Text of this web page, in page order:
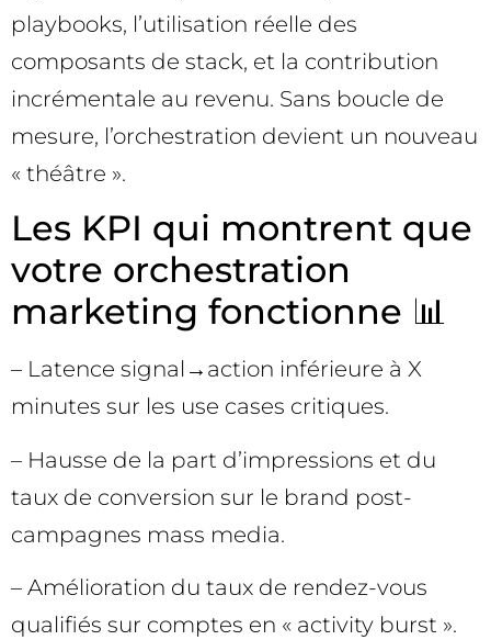
playbooks, l’utilisation réelle des
composants de stack, et la contribution
incrémentale au revenu. Sans boucle de
mesure, l’orchestration devient un nouveau
« théâtre ».
Les KPI qui montrent que
votre orchestration
marketing fonctionne 📊
– Latence signal→action inférieure à X
minutes sur les use cases critiques.
– Hausse de la part d’impressions et du
taux de conversion sur le brand post-
campagnes mass media.
– Amélioration du taux de rendez-vous
qualifiés sur comptes en « activity burst ».